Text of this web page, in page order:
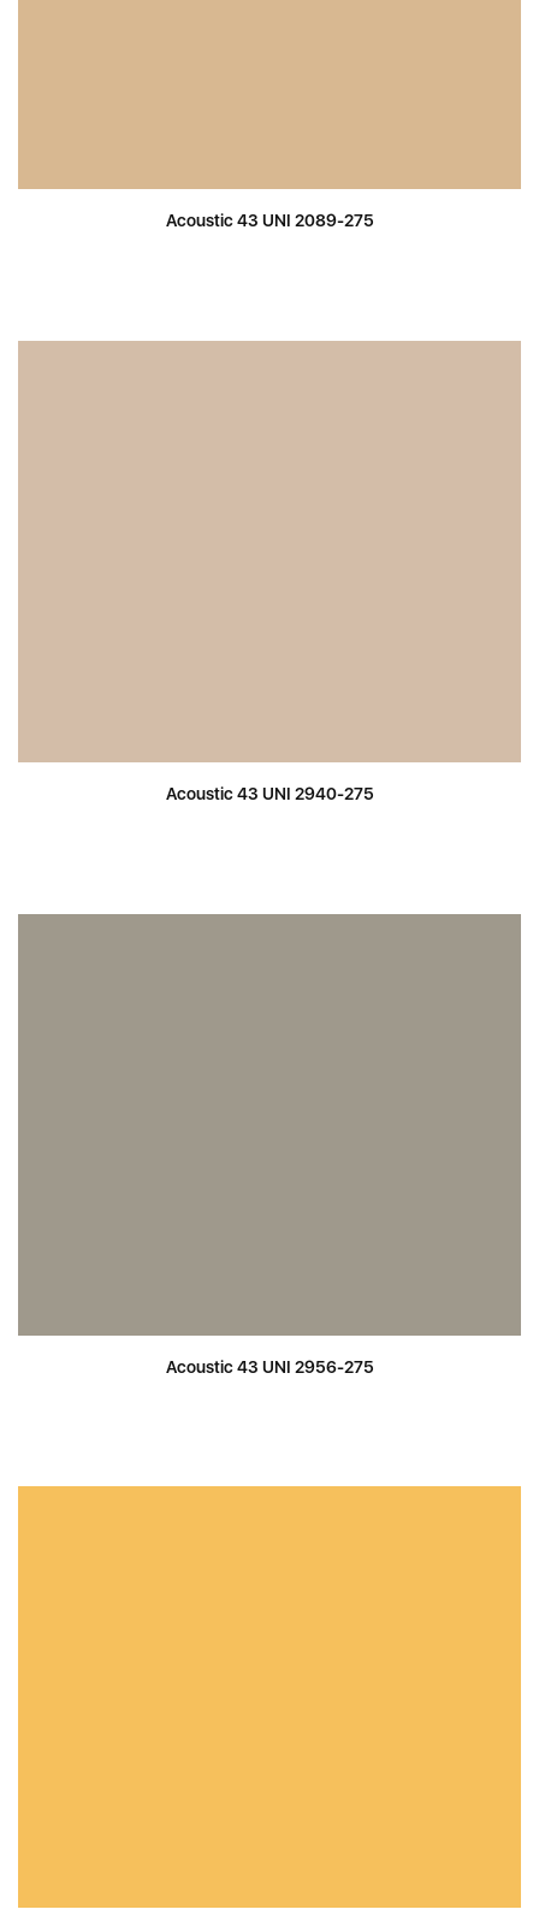
Acoustic 43 UNI 2089-275
Acoustic 43 UNI 2940-275
Acoustic 43 UNI 2956-275